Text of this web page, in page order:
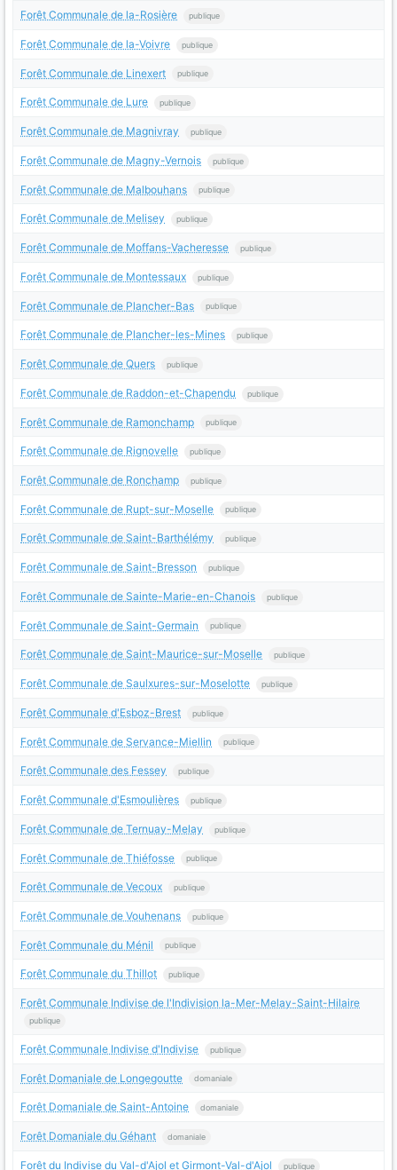
Forêt Communale de la-Rosière publique
Forêt Communale de la-Voivre publique
Forêt Communale de Linexert publique
Forêt Communale de Lure publique
Forêt Communale de Magnivray publique
Forêt Communale de Magny-Vernois publique
Forêt Communale de Malbouhans publique
Forêt Communale de Melisey publique
Forêt Communale de Moffans-Vacheresse publique
Forêt Communale de Montessaux publique
Forêt Communale de Plancher-Bas publique
Forêt Communale de Plancher-les-Mines publique
Forêt Communale de Quers publique
Forêt Communale de Raddon-et-Chapendu publique
Forêt Communale de Ramonchamp publique
Forêt Communale de Rignovelle publique
Forêt Communale de Ronchamp publique
Forêt Communale de Rupt-sur-Moselle publique
Forêt Communale de Saint-Barthélémy publique
Forêt Communale de Saint-Bresson publique
Forêt Communale de Sainte-Marie-en-Chanois publique
Forêt Communale de Saint-Germain publique
Forêt Communale de Saint-Maurice-sur-Moselle publique
Forêt Communale de Saulxures-sur-Moselotte publique
Forêt Communale d'Esboz-Brest publique
Forêt Communale de Servance-Miellin publique
Forêt Communale des Fessey publique
Forêt Communale d'Esmoulières publique
Forêt Communale de Ternuay-Melay publique
Forêt Communale de Thiéfosse publique
Forêt Communale de Vecoux publique
Forêt Communale de Vouhenans publique
Forêt Communale du Ménil publique
Forêt Communale du Thillot publique
Forêt Communale Indivise de l'Indivision la-Mer-Melay-Saint-Hilaire
publique
Forêt Communale Indivise d'Indivise publique
Forêt Domaniale de Longegoutte domaniale
Forêt Domaniale de Saint-Antoine domaniale
Forêt Domaniale du Géhant domaniale
Forêt du Indivise du Val-d'Ajol et Girmont-Val-d'Ajol publique